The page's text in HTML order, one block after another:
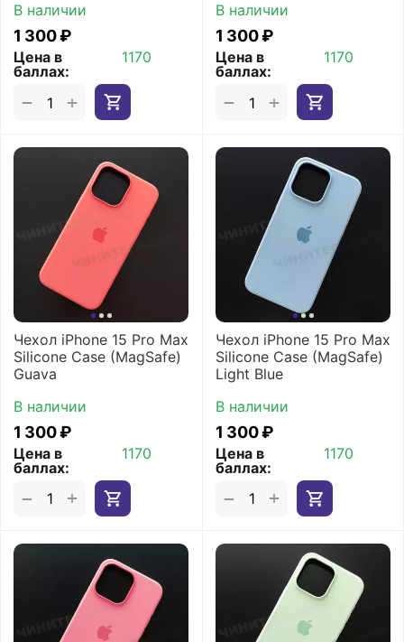
В наличии
1 300₽
Цена в
баллах:
1170
+
−
В наличии
1 300₽
Цена в
баллах:
1170
+
−
Чехол iPhone 15 Pro Max
Silicone Case (MagSafe)
Guava
В наличии
1 300₽
Цена в
баллах:
1170
+
−
Чехол iPhone 15 Pro Max
Silicone Case (MagSafe)
Light Blue
В наличии
1 300₽
Цена в
баллах:
1170
+
−